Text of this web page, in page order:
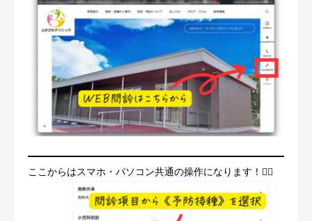
ここからはスマホ・パソコン共通の操作になります！🧑‍⚕️